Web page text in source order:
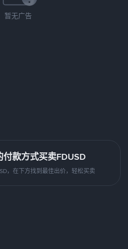
暂无广告
款方式买卖FDUSD
，在下方找到最佳出价，轻松买卖